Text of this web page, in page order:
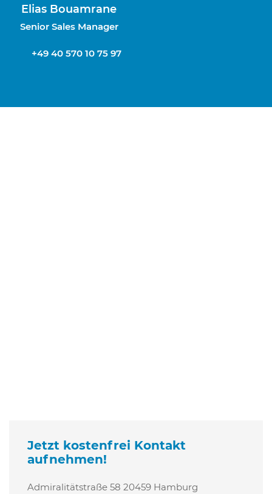
Elias Bouamrane
Senior Sales Manager
+49 40 570 10 75 97
Jetzt kostenfrei Kontakt
aufnehmen!
Admiralitätstraße 58 20459 Hamburg